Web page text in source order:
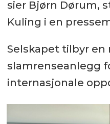
sier Bjørn Dørum,
Kuling i en
Selskapet tilbyr en
slamrenseanlegg
internasjonale